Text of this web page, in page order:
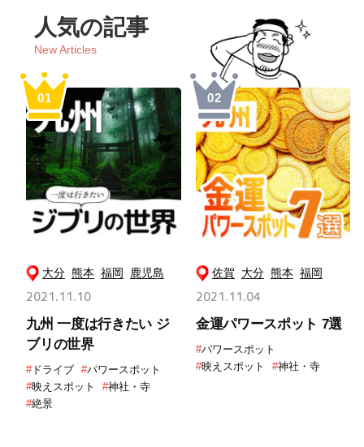
人気の記事
New Articles
大分 熊本 福岡 鹿児島
2021.11.10
九州 一度は行きたい ジ
ブリの世界
#ドライブ #パワースポット
#映えスポット #神社・寺
#絶景
佐賀 大分 熊本 福岡
2021.11.04
金運パワースポット 7選
#パワースポット
#映えスポット #神社・寺